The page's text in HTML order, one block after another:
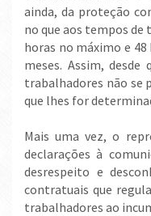
ainda, da proteção
no que aos tempos
horas no máximo e
meses. Assim,
trabalhadores não se
que lhes for
Mais uma vez, o
declarações à
desrespeito e
contratuais que
trabalhadores ao